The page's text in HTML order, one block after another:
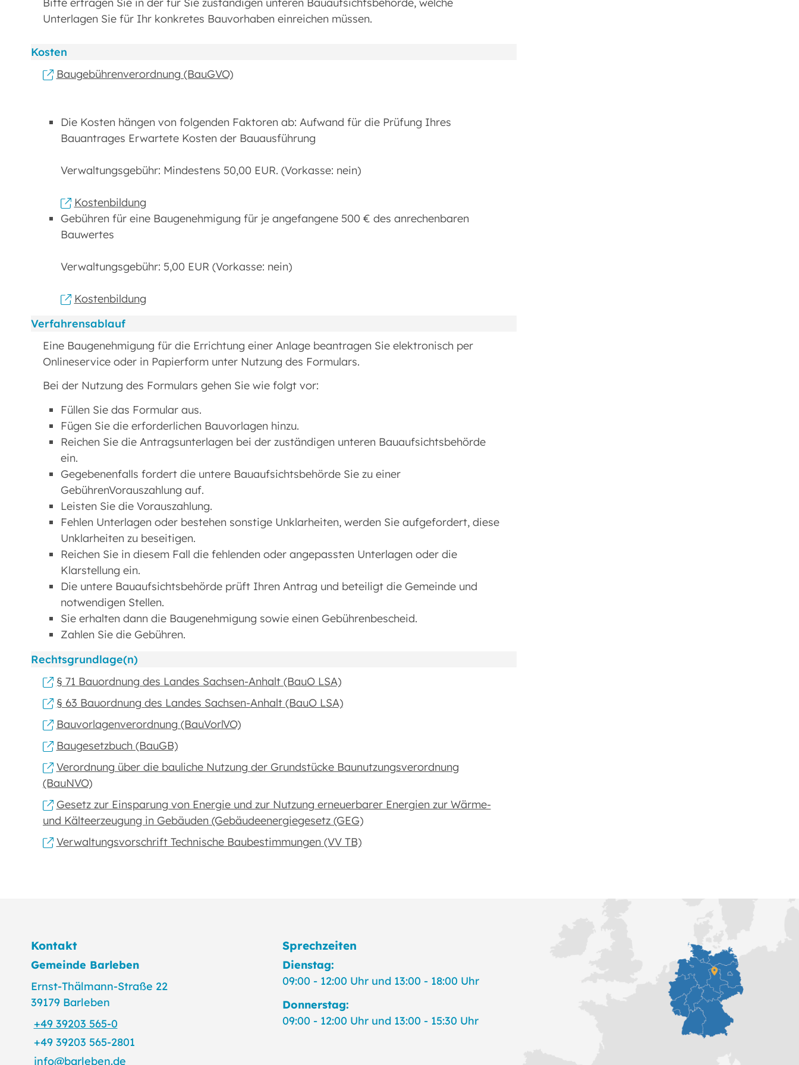
Bitte erfragen Sie in der für Sie zuständigen unteren Bauaufsichtsbehörde, welche
Unterlagen Sie für Ihr konkretes Bauvorhaben einreichen müssen.
Kosten
Baugebührenverordnung (BauGVO)
Die Kosten hängen von folgenden Faktoren ab: Aufwand für die Prüfung Ihres
Bauantrages Erwartete Kosten der Bauausführung
Verwaltungsgebühr: Mindestens 50,00 EUR. (Vorkasse: nein)
Kostenbildung
Gebühren für eine Baugenehmigung für je angefangene 500 € des anrechenbaren
Bauwertes
Verwaltungsgebühr: 5,00 EUR (Vorkasse: nein)
Kostenbildung
Verfahrensablauf
Eine Baugenehmigung für die Errichtung einer Anlage beantragen Sie elektronisch per
Onlineservice oder in Papierform unter Nutzung des Formulars.
Bei der Nutzung des Formulars gehen Sie wie folgt vor:
Füllen Sie das Formular aus.
Fügen Sie die erforderlichen Bauvorlagen hinzu.
Reichen Sie die Antragsunterlagen bei der zuständigen unteren Bauaufsichtsbehörde
ein.
Gegebenenfalls fordert die untere Bauaufsichtsbehörde Sie zu einer
GebührenVorauszahlung auf.
Leisten Sie die Vorauszahlung.
Fehlen Unterlagen oder bestehen sonstige Unklarheiten, werden Sie aufgefordert, diese
Unklarheiten zu beseitigen.
Reichen Sie in diesem Fall die fehlenden oder angepassten Unterlagen oder die
Klarstellung ein.
Die untere Bauaufsichtsbehörde prüft Ihren Antrag und beteiligt die Gemeinde und
notwendigen Stellen.
Sie erhalten dann die Baugenehmigung sowie einen Gebührenbescheid.
Zahlen Sie die Gebühren.
Rechtsgrundlage(n)
§ 71 Bauordnung des Landes Sachsen-Anhalt (BauO LSA)
§ 63 Bauordnung des Landes Sachsen-Anhalt (BauO LSA)
Bauvorlagenverordnung (BauVorlVO)
Baugesetzbuch (BauGB)
Verordnung über die bauliche Nutzung der Grundstücke Baunutzungsverordnung
(BauNVO)
Gesetz zur Einsparung von Energie und zur Nutzung erneuerbarer Energien zur Wärme-
und Kälteerzeugung in Gebäuden (Gebäudeenergiegesetz (GEG)
Verwaltungsvorschrift Technische Baubestimmungen (VV TB)
Kontakt
Gemeinde Barleben
Ernst-Thälmann-Straße 22
39179 Barleben
+49 39203 565-0
+49 39203 565-2801
info@barleben.de
Sprechzeiten
Dienstag:
09:00 - 12:00 Uhr und 13:00 - 18:00 Uhr
Donnerstag:
09:00 - 12:00 Uhr und 13:00 - 15:30 Uhr